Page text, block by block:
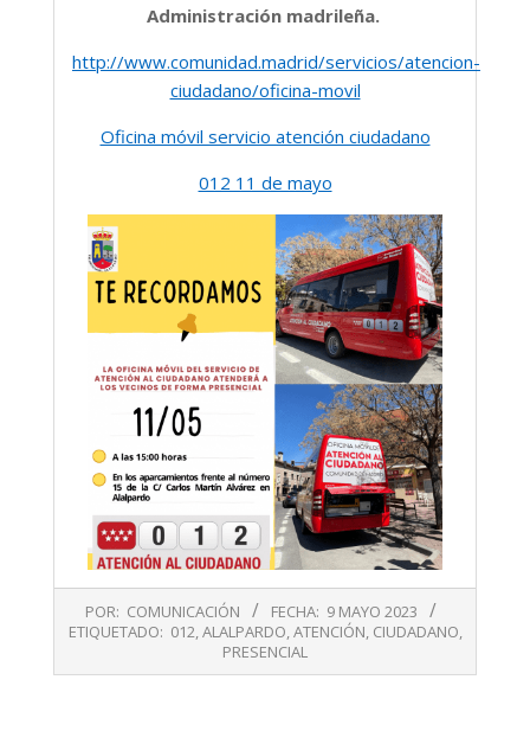
Administración madrileña.
http://www.comunidad.madrid/servicios/atencion-
ciudadano/oficina-movil
Oficina móvil servicio atención ciudadano
012 11 de mayo
05-
POR: COMUNICACIÓN FECHA: 9 MAYO 2023
ETIQUETADO: 012,ALALPARDO,ATENCIÓN, CIUDADANO,
PRESENCIAL